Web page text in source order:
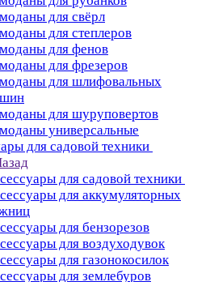
для свёрл
для степлеров
для фенов
для фрезеров
для шлифовальных
для шуруповертов
универсальные
для садовой техники
для садовой техники
для аккумуляторных
для бензорезов
для воздуходувок
для газонокосилок
для землебуров